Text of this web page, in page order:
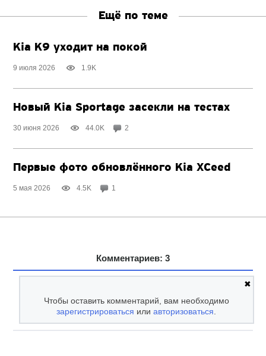
Ещё по теме
Kia K9 уходит на покой
9 июля 2026 1.9K
Новый Kia Sportage засекли на тестах
30 июня 2026 44.0K 2
Первые фото обновлённого Kia XCeed
5 мая 2026 4.5K 1
Комментариев: 3
✖
Чтобы оставить комментарий, вам необходимо
зарегистрироваться илиавторизоваться.